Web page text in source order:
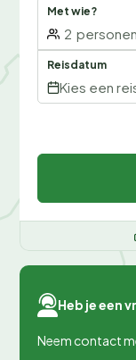
Met wie?
2 personen
Reisdatum
Kies een
Heb je een
Neem contact